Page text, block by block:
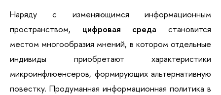
Наряду с изменяющимся информационным
пространством, цифровая среда становится
местом многообразия мнений, в котором отдельные
индивиды приобретают характеристики
микроинфлюенсеров, формирующих альтернативную
повестку. Продуманная информационная политика в